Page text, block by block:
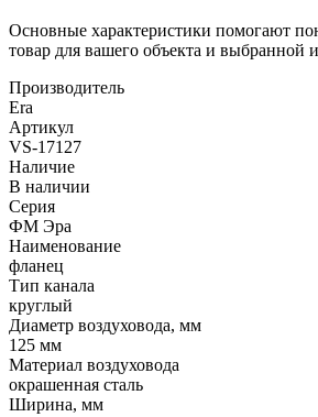
Основные характеристики помогают
товар для вашего объекта и выбранной
Производитель
Era
Артикул
VS-17127
Наличие
В наличии
Серия
ФМ Эра
Наименование
фланец
Тип канала
круглый
Диаметр воздуховода, мм
125 мм
Материал воздуховода
окрашенная сталь
Ширина, мм